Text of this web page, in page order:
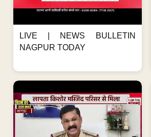
LIVE | NEWS BULLETIN
NAGPUR TODAY